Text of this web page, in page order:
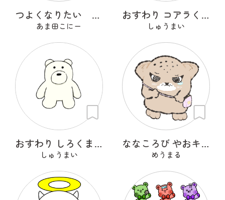
つよくなりたい かぶとむし
あま田こにー
おすわり コアラくん
しゅうまい
おすわり しろくまくん
しゅうまい
ななころび やおキング
めうまる